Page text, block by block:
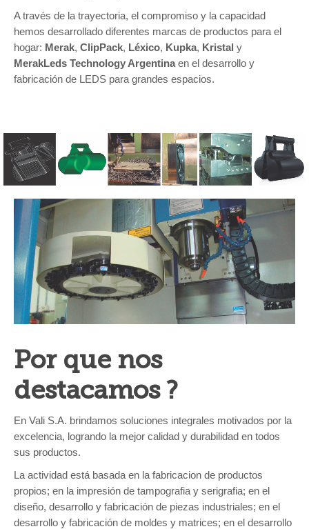
A través de la trayectoria, el compromiso y la capacidad
hemos desarrollado diferentes marcas de productos para el
hogar: Merak, ClipPack, Léxico, Kupka, Kristal y
MerakLeds Technology Argentinaen el desarrollo y
fabricación de LEDS para grandes espacios.
Por que nos
destacamos ?
En Vali S.A. brindamos soluciones integrales motivados por la
excelencia, logrando la mejor calidad y durabilidad en todos
sus productos.
La actividad está basada en la fabricacion de productos
propios; en la impresión de tampografia y serigrafia; en el
diseño, desarrollo y fabricación de piezas industriales; en el
desarrollo y fabricación de moldes y matrices; en el desarrollo